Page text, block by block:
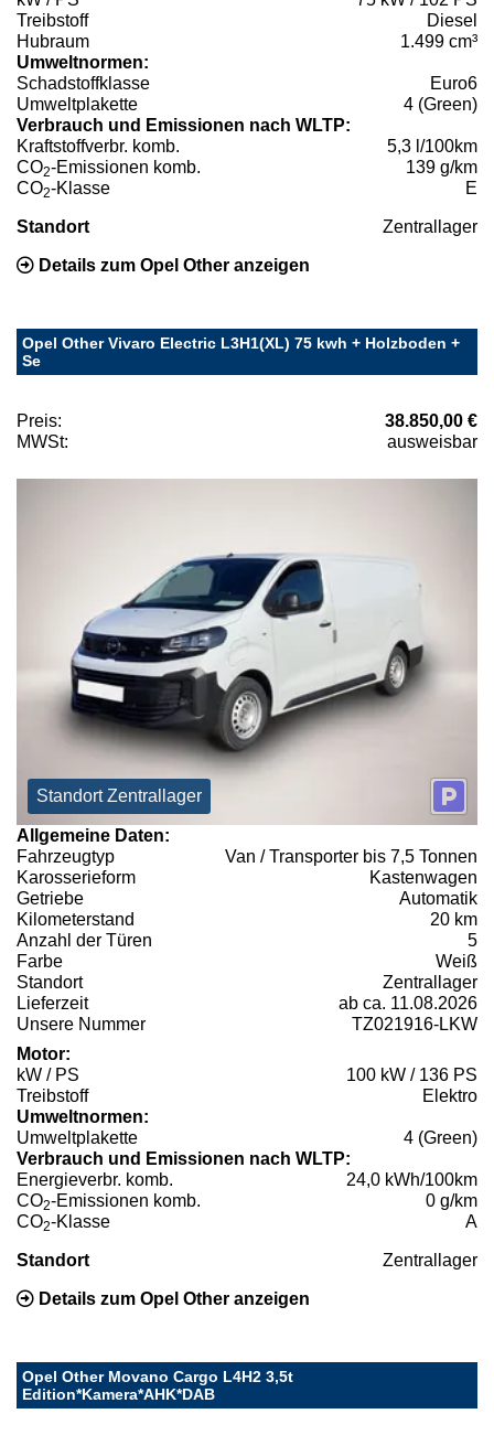
Treibstoff
Diesel
Hubraum
1.499 cm³
Umweltnormen:
Schadstoffklasse
Euro6
Umweltplakette
4 (Green)
Verbrauch und Emissionen nach WLTP:
Kraftstoffverbr. komb.
5,3 l/100km
CO2-Emissionen komb.
139 g/km
CO2-Klasse E
Standort Zentrallager
Details zum Opel Other anzeigen
Opel Other Vivaro Electric L3H1(XL) 75 kwh + Holzboden +
Se
Preis:
38.850,00 €
MWSt:
ausweisbar
Standort Zentrallager
Allgemeine Daten:
Fahrzeugtyp
Van / Transporter bis 7,5 Tonnen
Karosserieform
Kastenwagen
Getriebe
Automatik
Kilometerstand
20 km
Anzahl der Türen
5
Farbe
Weiß
Standort
Zentrallager
Lieferzeit
ab ca. 11.08.2026
Unsere Nummer
TZ021916-LKW
Motor:
kW / PS
100 kW / 136 PS
Treibstoff
Elektro
Umweltnormen:
Umweltplakette
4 (Green)
Verbrauch und Emissionen nach WLTP:
Energieverbr. komb.
24,0 kWh/100km
CO2-Emissionen komb.
0 g/km
CO2-Klasse A
Standort Zentrallager
Details zum Opel Other anzeigen
Opel Other Movano Cargo L4H2 3,5t
Edition*Kamera*AHK*DAB